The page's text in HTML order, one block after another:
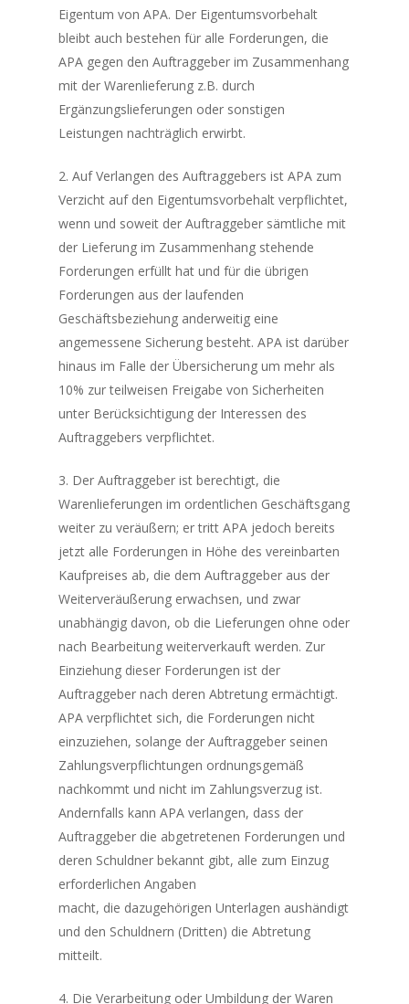
Eigentum von APA. Der Eigentumsvorbehalt
bleibt auch bestehen für alle Forderungen, die
APA gegen den Auftraggeber im Zusammenhang
mit der Warenlieferung z.B. durch
Ergänzungslieferungen oder sonstigen
Leistungen nachträglich erwirbt.
2. Auf Verlangen des Auftraggebers ist APA zum
Verzicht auf den Eigentumsvorbehalt verpflichtet,
wenn und soweit der Auftraggeber sämtliche mit
der Lieferung im Zusammenhang stehende
Forderungen erfüllt hat und für die übrigen
Forderungen aus der laufenden
Geschäftsbeziehung anderweitig eine
angemessene Sicherung besteht. APA ist darüber
hinaus im Falle der Übersicherung um mehr als
10% zur teilweisen Freigabe von Sicherheiten
unter Berücksichtigung der Interessen des
Auftraggebers verpflichtet.
3. Der Auftraggeber ist berechtigt, die
Warenlieferungen im ordentlichen Geschäftsgang
weiter zu veräußern; er tritt APA jedoch bereits
jetzt alle Forderungen in Höhe des vereinbarten
Kaufpreises ab, die dem Auftraggeber aus der
Weiterveräußerung erwachsen, und zwar
unabhängig davon, ob die Lieferungen ohne oder
nach Bearbeitung weiterverkauft werden. Zur
Einziehung dieser Forderungen ist der
Auftraggeber nach deren Abtretung ermächtigt.
APA verpflichtet sich, die Forderungen nicht
einzuziehen, solange der Auftraggeber seinen
Zahlungsverpflichtungen ordnungsgemäß
nachkommt und nicht im Zahlungsverzug ist.
Andernfalls kann APA verlangen, dass der
Auftraggeber die abgetretenen Forderungen und
deren Schuldner bekannt gibt, alle zum Einzug
erforderlichen Angaben
macht, die dazugehörigen Unterlagen aushändigt
und den Schuldnern (Dritten) die Abtretung
mitteilt.
4. Die Verarbeitung oder Umbildung der Waren